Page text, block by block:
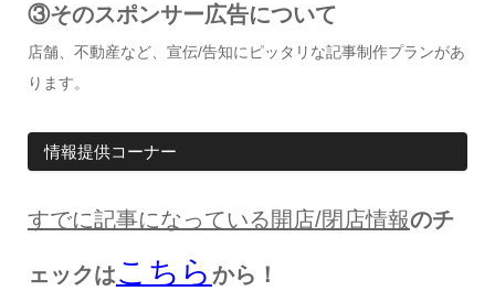
③そのスポンサー広告について
店舗、不動産など、宣伝/告知にピッタリな記事制作プランがあ
ります。
情報提供コーナー
すでに記事になっている開店/閉店情報のチ
ェックはこちら から！